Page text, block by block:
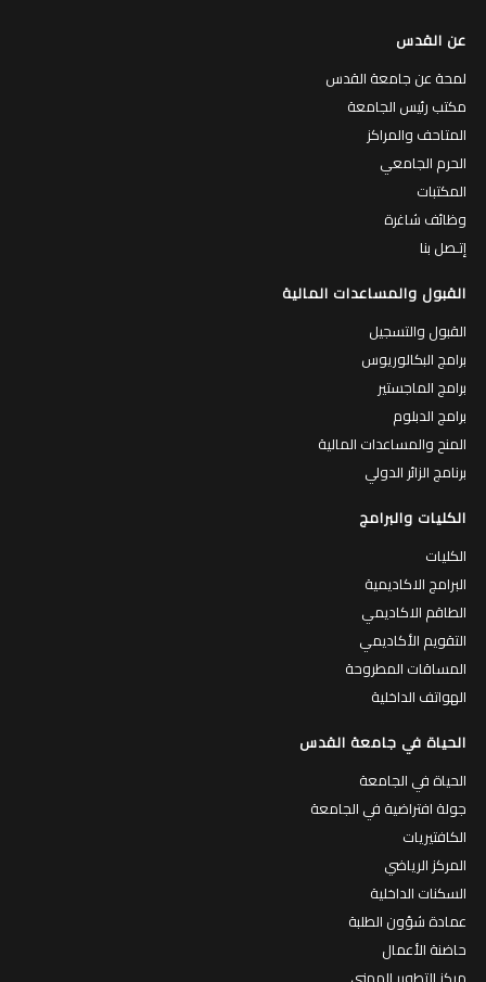
عن القدس
لمحة عن جامعة القدس
مكتب رئيس الجامعة
المتاحف والمراكز
الحرم الجامعي
المكتبات
وظائف شاغرة
إتـصل بنا
القبول والمساعدات المالية
القبول والتسجيل
برامج البكالوريوس
برامج الماجستير
برامج الدبلوم
المنح والمساعدات المالية
برنامج الزائر الدولي
الكليات والبرامج
الكليات
البرامج الاكاديمية
الطاقم الاكاديمي
التقويم الأكاديمي
المساقات المطروحة
الهواتف الداخلية
الحياة في جامعة القدس
الحياة في الجامعة
جولة افتراضية في الجامعة
الكافتيريات
المركز الرياضي
السكنات الداخلية
عمادة شؤون الطلبة
حاضنة الأعمال
مركز التطوير المهني